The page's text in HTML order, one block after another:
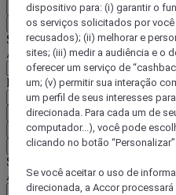
PT-BR
Voltar
Selecione seu país e idioma
Área geográfica
País/região-idioma
Confirmar meu país e idioma
EUR (€)
Voltar
Selecione sua moeda abaixo
Área geográfica
dispositivo para: (i) garantir o
os serviços solicitados por
recusados); (ii) melhorar e
sites; (iii) medir a audiência e o
oferecer um serviço de
um; (v) permitir sua interação
um perfil de seus interesses
direcionada. Para cada um de
computador...), você pode
clicando no botão
Se você aceitar o uso de
direcionada, a Accor